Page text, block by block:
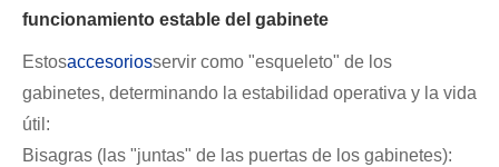
funcionamiento estable del gabinete
Estosaccesoriosservir como "esqueleto" de los
gabinetes, determinando la estabilidad operativa y la vida
útil:
Bisagras (las "juntas" de las puertas de los gabinetes):